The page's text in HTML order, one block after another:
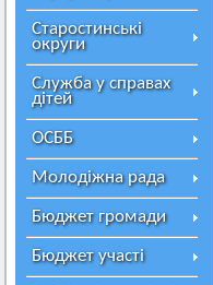
Старостинські
округи
Служба у справах
дітей
ОСББ
Молодіжна рада
Бюджет громади
Бюджет участі